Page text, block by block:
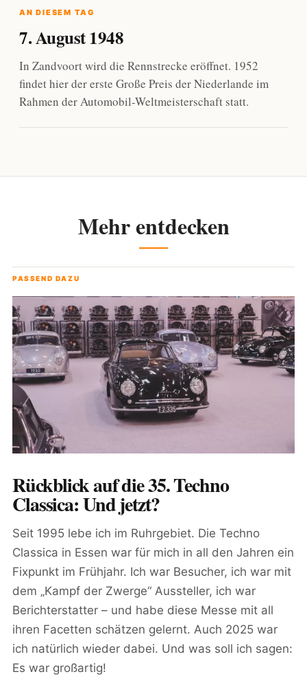
AN DIESEM TAG
7. August 1948
In Zandvoort wird die Rennstrecke eröffnet. 1952
findet hier der erste Große Preis der Niederlande im
Rahmen der Automobil-Weltmeisterschaft statt.
Mehr entdecken
PASSEND DAZU
Rückblick auf die 35. Techno
Classica: Und jetzt?
Seit 1995 lebe ich im Ruhrgebiet. Die Techno
Classica in Essen war für mich in all den Jahren ein
Fixpunkt im Frühjahr. Ich war Besucher, ich war mit
dem „Kampf der Zwerge“ Aussteller, ich war
Berichterstatter – und habe diese Messe mit all
ihren Facetten schätzen gelernt. Auch 2025 war
ich natürlich wieder dabei. Und was soll ich sagen:
Es war großartig!